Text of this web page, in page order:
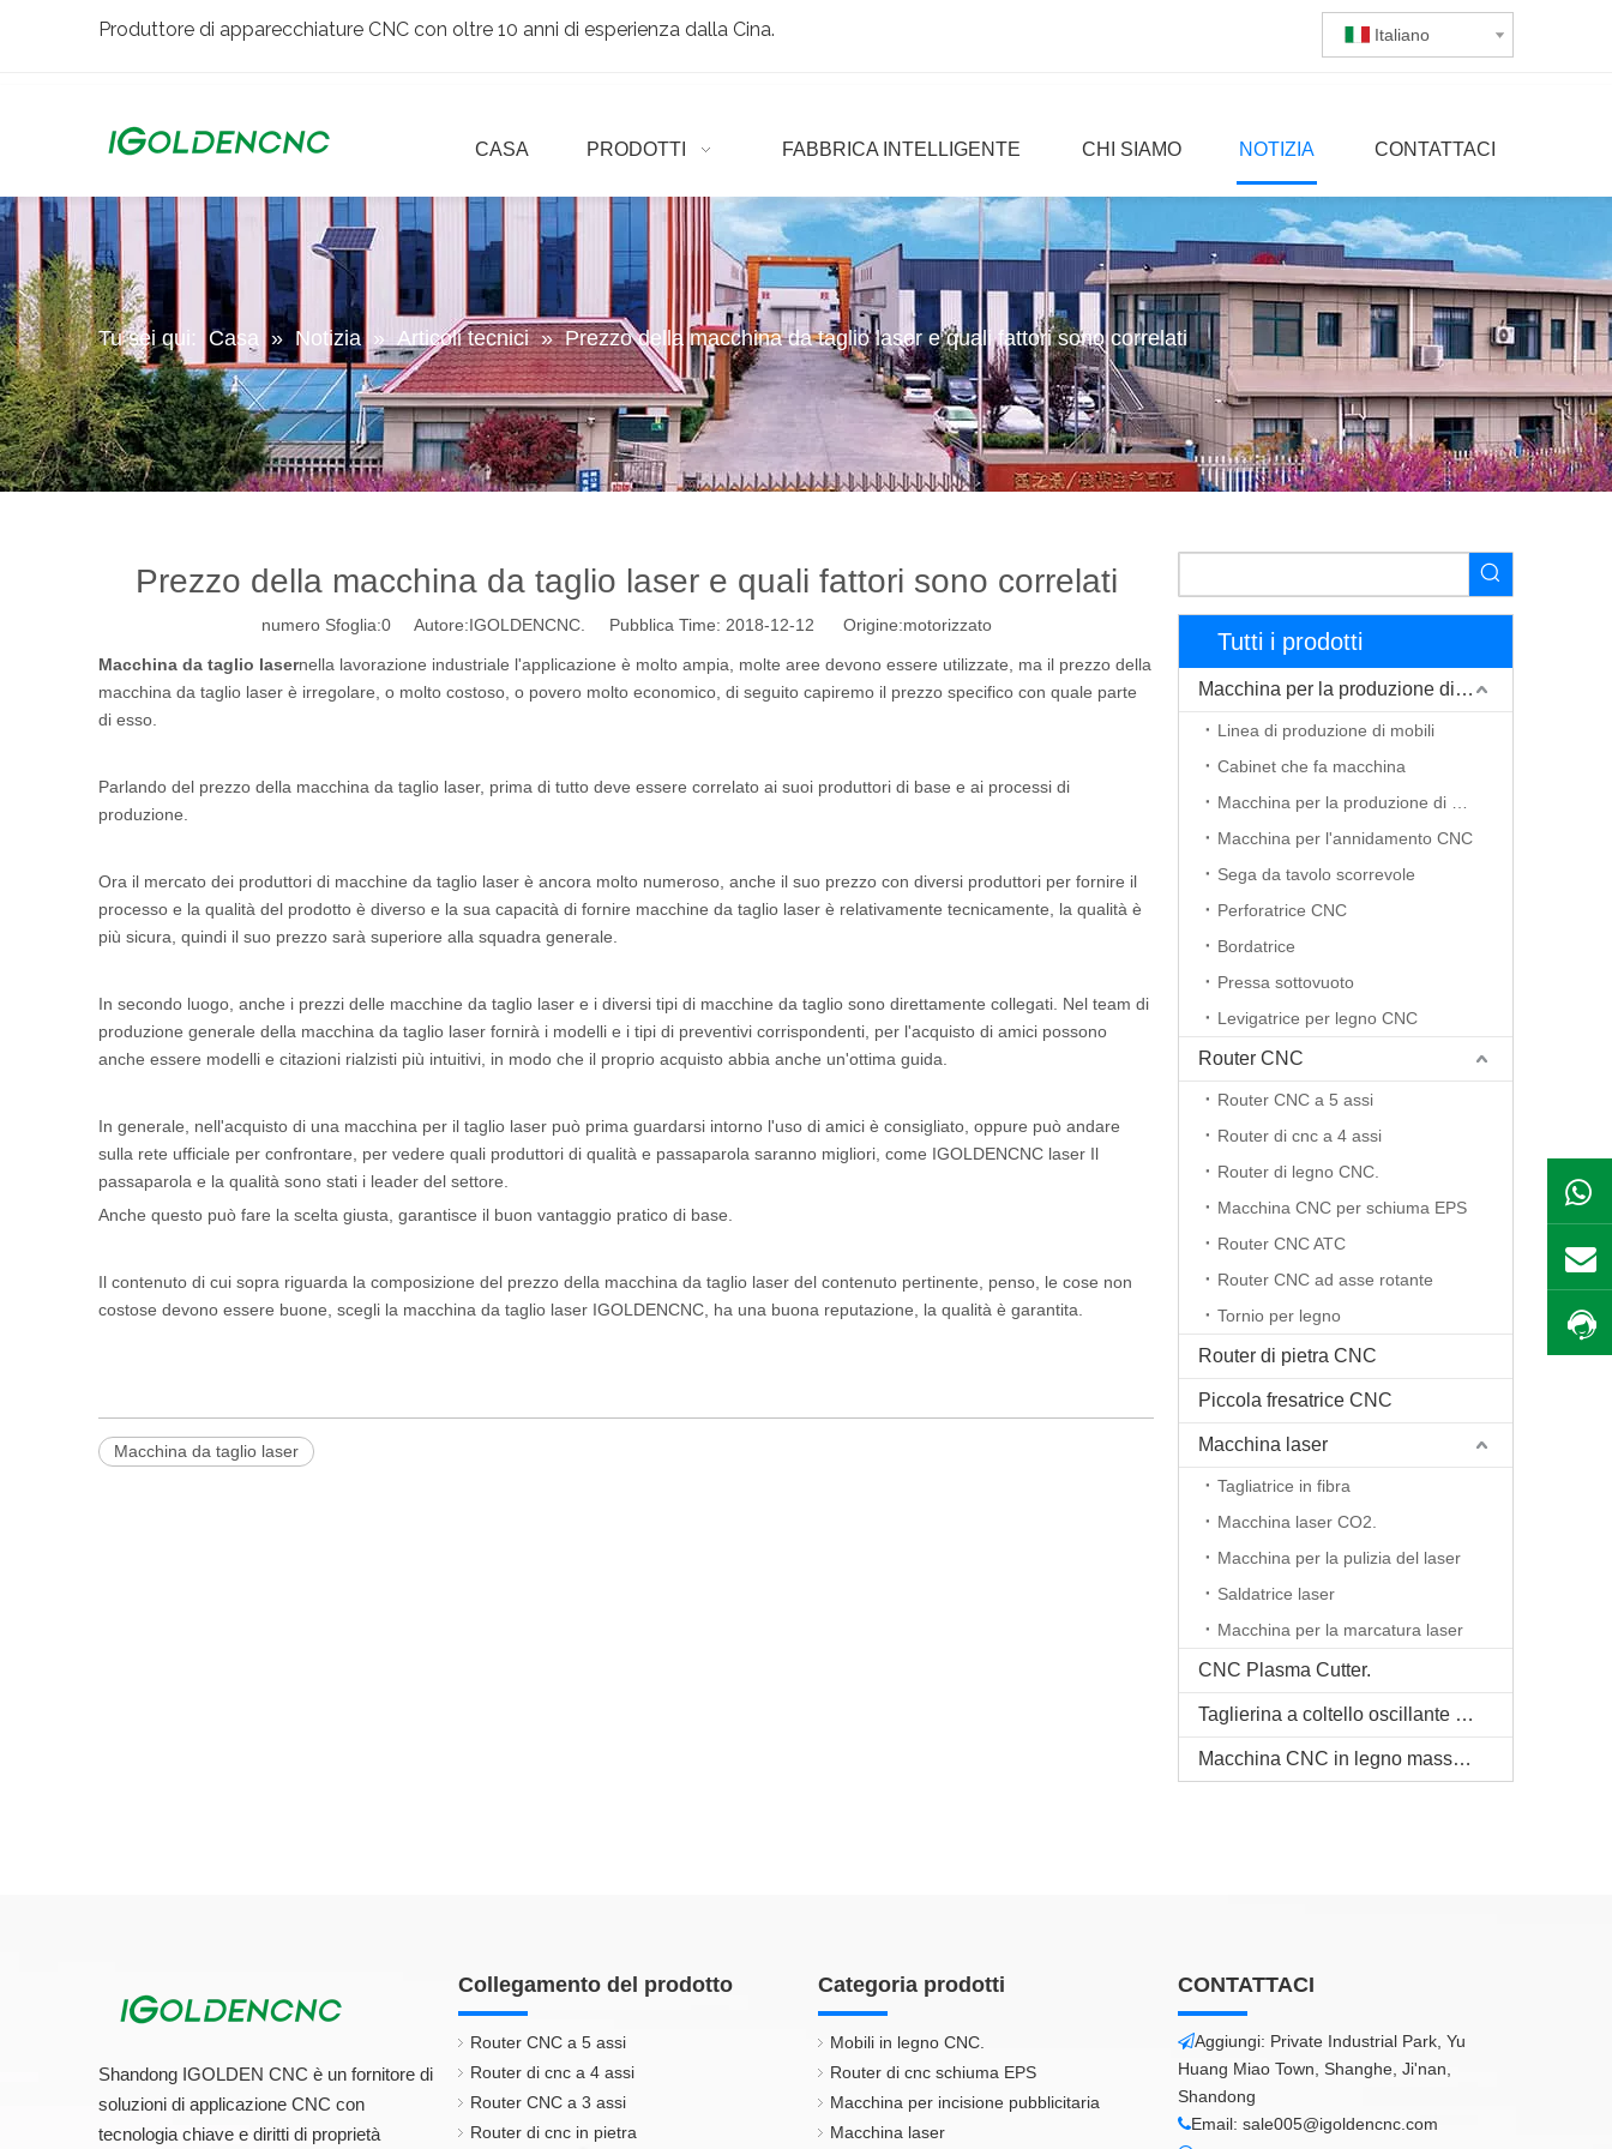
Produttore di apparecchiature CNC con oltre 10 anni di esperienza dalla Cina. Italiano
CASA PRODOTTI FABBRICA INTELLIGENTE CHI SIAMO NOTIZIA CONTATTACI
Tu sei qui: Casa » Notizia » Articoli tecnici » Prezzo della macchina da taglio laser e quali fattori sono correlati
Prezzo della macchina da taglio laser e quali fattori sono correlati
numero Sfoglia:0Autore:IGOLDENCNC. Pubblica Time: 2018-12-12 Origine:motorizzato
Macchina da taglio lasernella lavorazione industriale l'applicazione è molto ampia, molte aree devono essere utilizzate, ma il prezzo della
macchina da taglio laser è irregolare, o molto costoso, o povero molto economico, di seguito capiremo il prezzo specifico con quale parte
di esso.
Parlando del prezzo della macchina da taglio laser, prima di tutto deve essere correlato ai suoi produttori di base e ai processi di
produzione.
Ora il mercato dei produttori di macchine da taglio laser è ancora molto numeroso, anche il suo prezzo con diversi produttori per fornire il
processo e la qualità del prodotto è diverso e la sua capacità di fornire macchine da taglio laser è relativamente tecnicamente, la qualità è
più sicura, quindi il suo prezzo sarà superiore alla squadra generale.
In secondo luogo, anche i prezzi delle macchine da taglio laser e i diversi tipi di macchine da taglio sono direttamente collegati. Nel team di
produzione generale della macchina da taglio laser fornirà i modelli e i tipi di preventivi corrispondenti, per l'acquisto di amici possono
anche essere modelli e citazioni rialzisti più intuitivi, in modo che il proprio acquisto abbia anche un'ottima guida.
In generale, nell'acquisto di una macchina per il taglio laser può prima guardarsi intorno l'uso di amici è consigliato, oppure può andare
sulla rete ufficiale per confrontare, per vedere quali produttori di qualità e passaparola saranno migliori, come IGOLDENCNC laser Il
passaparola e la qualità sono stati i leader del settore.
Anche questo può fare la scelta giusta, garantisce il buon vantaggio pratico di base.
Il contenuto di cui sopra riguarda la composizione del prezzo della macchina da taglio laser del contenuto pertinente, penso, le cose non
costose devono essere buone, scegli la macchina da taglio laser IGOLDENCNC, ha una buona reputazione, la qualità è garantita.
Macchina da taglio laser
Tutti i prodotti
Macchina per la produzione di mobili
Linea di produzione di mobili
Cabinet che fa macchina
Macchina per l'annidamento CNC
Sega da tavolo scorrevole
Perforatrice CNC
Bordatrice
Pressa sottovuoto
Levigatrice per legno CNC
Router CNC
Router CNC a 5 assi
Router di cnc a 4 assi
Router di legno CNC.
Macchina CNC per schiuma EPS
Router CNC ATC
Router CNC ad asse rotante
Tornio per legno
Router di pietra CNC
Piccola fresatrice CNC
Macchina laser
Tagliatrice in fibra
Macchina laser CO2.
Macchina per la pulizia del laser
Saldatrice laser
Macchina per la marcatura laser
CNC Plasma Cutter.
Taglierina a coltello oscillante CNC
Macchina CNC in legno massello
Shandong IGOLDEN CNC è un fornitore di
soluzioni di applicazione CNC con
tecnologia chiave e diritti di proprietà
Collegamento del prodotto
Router CNC a 5 assi
Router di cnc a 4 assi
Router CNC a 3 assi
Router di cnc in pietra
Categoria prodotti
Mobili in legno CNC.
Router di cnc schiuma EPS
Macchina per incisione pubblicitaria
Macchina laser
CONTATTACI
Aggiungi: Private Industrial Park, Yu
Huang Miao Town, Shanghe, Ji'nan,
Shandong
Email: sale005@igoldencnc.com